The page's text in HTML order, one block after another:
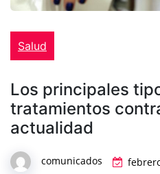
Salud
Los principales
tratamientos
actualidad
comunicados